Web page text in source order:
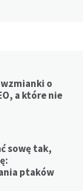
o
a które nie
sowę tak,
ptaków